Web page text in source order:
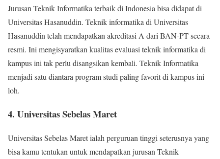
Jurusan Teknik Informatika terbaik di Indonesia bisa didapat di
Universitas Hasanuddin. Teknik informatika di Universitas
Hasanuddin telah mendapatkan akreditasi A dari BAN-PT secara
resmi. Ini mengisyaratkan kualitas evaluasi teknik informatika di
kampus ini tak perlu disangsikan kembali. Teknik Informatika
menjadi satu diantara program studi paling favorit di kampus ini
loh.
4. Universitas Sebelas Maret
Universitas Sebelas Maret ialah perguruan tinggi seterusnya yang
bisa kamu tentukan untuk mendapatkan jurusan Teknik